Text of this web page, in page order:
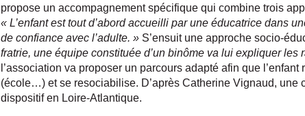
propose un accompagnement spécifique qui combine trois
« L’enfant est tout d’abord accueilli par une éducatrice dans
de confiance avec l’adulte. » S’ensuit une approche socio-
fratrie, une équipe constituée d’un binôme va lui expliquer
l’association va proposer un parcours adapté afin que
(école…) et se resociabilise. D’après Catherine Vignaud, une
dispositif en Loire-Atlantique.